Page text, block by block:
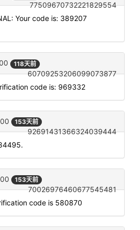
77509670732221829554
Your code is: 389207
118天前
60709253206099073877
code is: 969332
153天前
92691431366324039444
153天前
70026976460677545481
code is 580870